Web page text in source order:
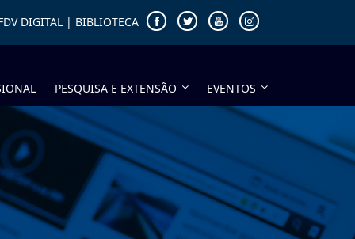
DIGITAL | BIBLIOTECA
PESQUISA E EXTENSÃO EVENTOS